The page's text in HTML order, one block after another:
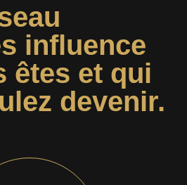
influence
êtes et qui
devenir.